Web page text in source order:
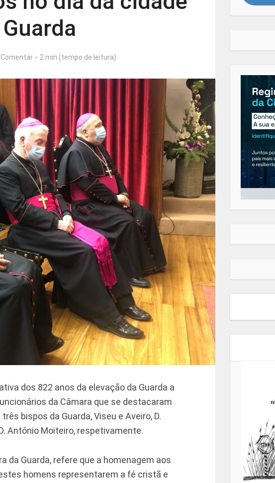
Comentar 2 min (tempo de leitura)
dos 822 anos da elevação da Guarda a
da Câmara que se destacaram
bispos da Guarda, Viseu e Aveiro, D.
António Moiteiro, respetivamente.
da Guarda, refere que a homenagem aos
homens representarem a fé cristã e